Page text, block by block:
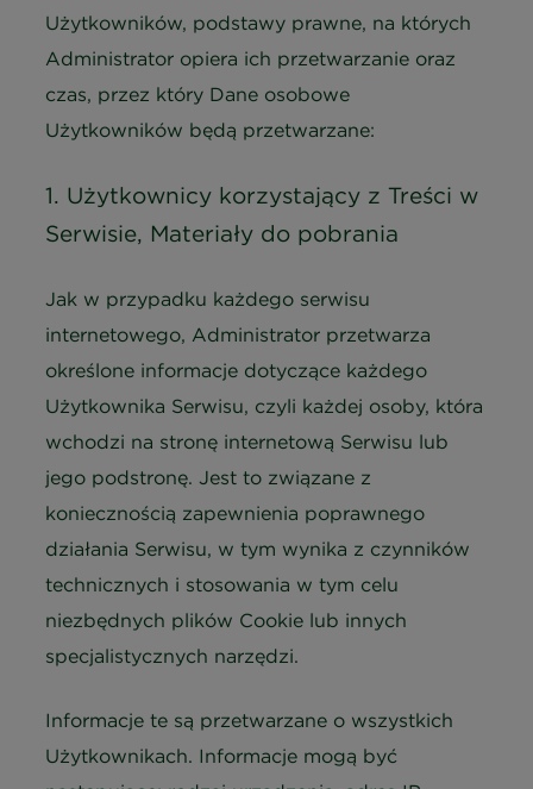
Użytkowników, podstawy prawne, na których
Administrator opiera ich przetwarzanie oraz
czas, przez który Dane osobowe
Użytkowników będą przetwarzane:
1. Użytkownicy korzystający z Treści w
Serwisie, Materiały do pobrania
Jak w przypadku każdego serwisu
internetowego, Administrator przetwarza
określone informacje dotyczące każdego
Użytkownika Serwisu, czyli każdej osoby, która
wchodzi na stronę internetową Serwisu lub
jego podstronę. Jest to związane z
koniecznością zapewnienia poprawnego
działania Serwisu, w tym wynika z czynników
technicznych i stosowania w tym celu
niezbędnych plików Cookie lub innych
specjalistycznych narzędzi.
Informacje te są przetwarzane o wszystkich
Użytkownikach. Informacje mogą być